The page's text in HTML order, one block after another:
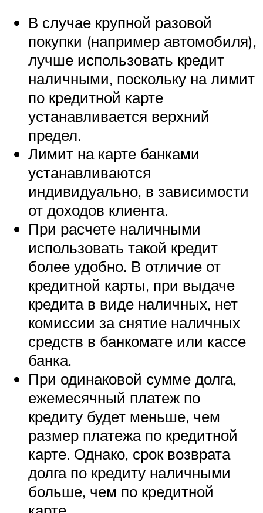
В случае крупной разовой
покупки (например автомобиля),
лучше использовать кредит
наличными, поскольку на лимит
по кредитной карте
устанавливается верхний
предел.
Лимит на карте банками
устанавливаются
индивидуально, в зависимости
от доходов клиента.
При расчете наличными
использовать такой кредит
более удобно. В отличие от
кредитной карты, при выдаче
кредита в виде наличных, нет
комиссии за снятие наличных
средств в банкомате или кассе
банка.
При одинаковой сумме долга,
ежемесячный платеж по
кредиту будет меньше, чем
размер платежа по кредитной
карте. Однако, срок возврата
долга по кредиту наличными
больше, чем по кредитной